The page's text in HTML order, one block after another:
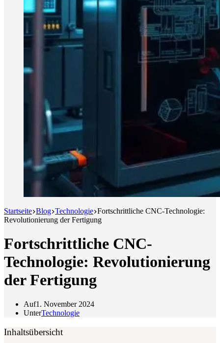
Startseite Blog Technologie Fortschrittliche CNC-Technologie:
Revolutionierung der Fertigung
Fortschrittliche CNC-
Technologie: Revolutionierung
der Fertigung
Auf1. November 2024
UnterTechnologie
Inhaltsübersicht